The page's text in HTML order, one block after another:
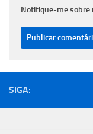
Notifique-me sobre
SIGA: